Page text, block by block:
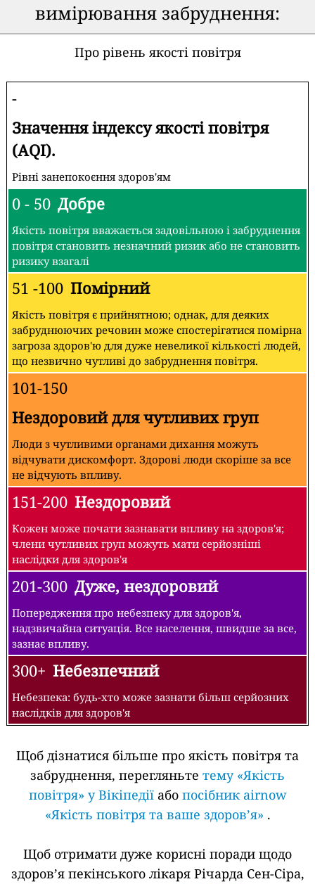
вимірювання забруднення:
Про рівень якості повітря
-
Значення індексу якості повітря
(AQI).
Рівні занепокоєння здоров'ям
0 - 50 Добре
Якість повітря вважається задовільною і забруднення
повітря становить незначний ризик або не становить
ризику взагалі
51 -100 Помірний
Якість повітря є прийнятною; однак, для деяких
забруднюючих речовин може спостерігатися помірна
загроза здоров'ю для дуже невеликої кількості людей,
що незвично чутливі до забруднення повітря.
101-150
Нездоровий для чутливих груп
Люди з чутливими органами дихання можуть
відчувати дискомфорт. Здорові люди скоріше за все
не відчують впливу.
151-200 Нездоровий
Кожен може почати зазнавати впливу на здоров'я;
члени чутливих груп можуть мати серйозніші
наслідки для здоров'я
201-300 Дуже, нездоровий
Попередження про небезпеку для здоров'я,
надзвичайна ситуація. Все населення, швидше за все,
зазнає впливу.
300+ Небезпечний
Небезпека: будь-хто може зазнати більш серйозних
наслідків для здоров'я
Щоб дізнатися більше про якість повітря та
забруднення, перегляньте тему «Якість
повітря» у Вікіпедіїабо посібник airnow
«Якість повітря та ваше здоров’я» .
Щоб отримати дуже корисні поради щодо
здоров’я пекінського лікаря Річарда Сен-Сіра,